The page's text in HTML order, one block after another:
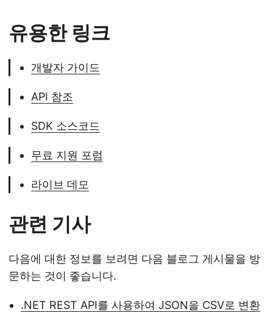
유용한 링크
개발자 가이드
API 참조
SDK 소스코드
무료 지원 포럼
라이브 데모
관련 기사
다음에 대한 정보를 보려면 다음 블로그 게시물을 방
문하는 것이 좋습니다.
.NET REST API를 사용하여 JSON을 CSV로 변환